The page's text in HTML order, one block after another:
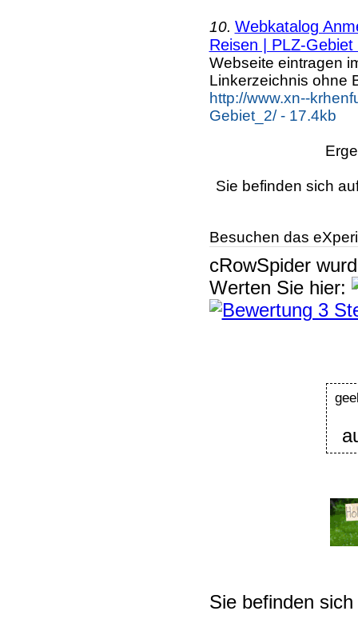
10. Webkatalog
Reisen | PLZ-Gebiet
Webseite eintragen
Linkerzeichnis ohne
http://www.xn--
Gebiet_2/ - 17.4kb
Sie befinden sich
Besuchen das
cRowSpider
Werten Sie hier:
Sie befinden